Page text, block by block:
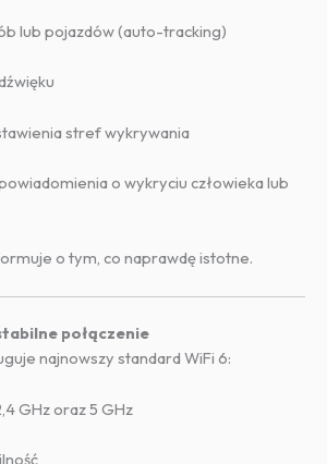
lub pojazdów (auto-tracking)
stref wykrywania
o wykryciu człowieka lub
o tym, co naprawdę istotne.
połączenie
najnowszy standard WiFi 6:
GHz oraz 5 GHz